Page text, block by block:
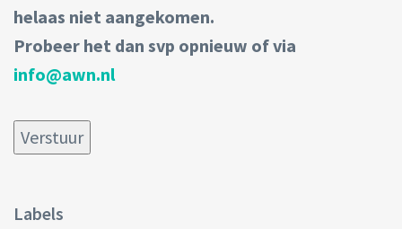
helaas niet aangekomen.
Probeer het dan svp opnieuw of via
info@awn.nl
Labels